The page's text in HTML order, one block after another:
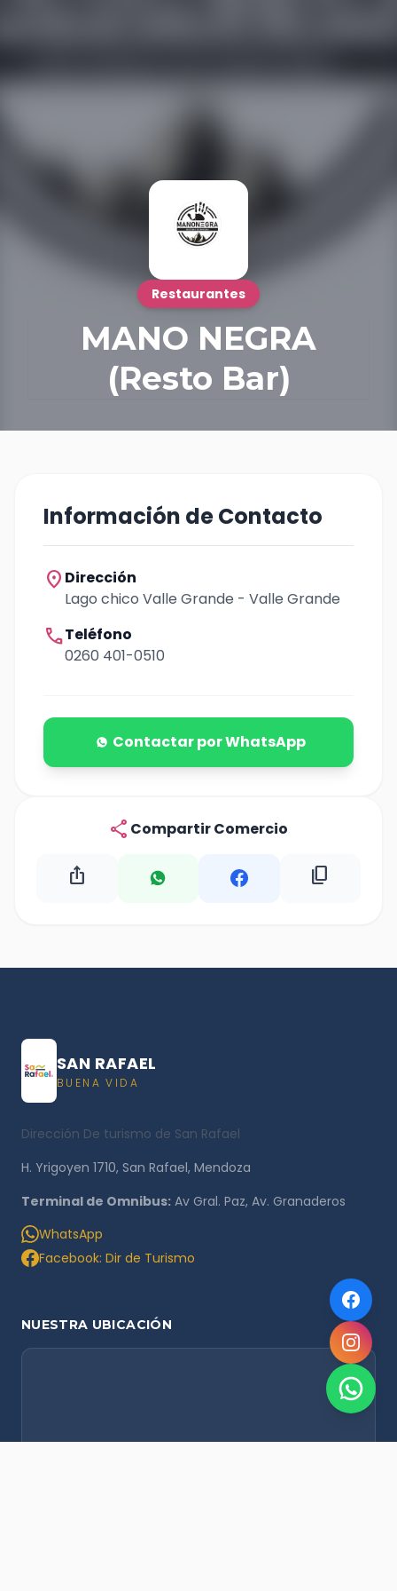
Restaurantes
MANO NEGRA
(Resto Bar)
Información de Contacto
location_on Dirección
Lago chico Valle Grande - Valle Grande
callTeléfono
0260 401-0510
Contactar por WhatsApp
share Compartir Comercio
ios_share content_copy
SAN RAFAEL
BUENA VIDA
Dirección De turismo de San Rafael
H. Yrigoyen 1710, San Rafael, Mendoza
Terminal de Omnibus: Av Gral. Paz, Av. Granaderos
WhatsApp
Facebook: Dir de Turismo
NUESTRA UBICACIÓN